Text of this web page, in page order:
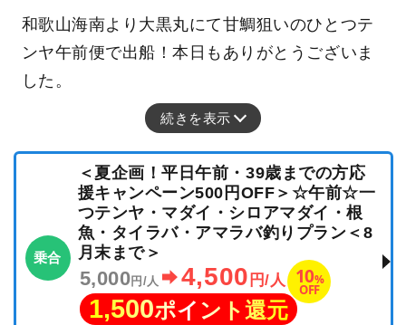
和歌山海南より大黒丸にて甘鯛狙いのひとつテ
ンヤ午前便で出船！本日もありがとうございま
した。
続きを表示
乗合
＜夏企画！平日午前・39歳までの方応
援キャンペーン500円OFF＞☆午前☆一
つテンヤ・マダイ・シロアマダイ・根
魚・タイラバ・アマラバ釣りプラン＜8
月末まで＞
5,000 円/人 4,500 円/人 10%
OFF
1,500ポイント還元